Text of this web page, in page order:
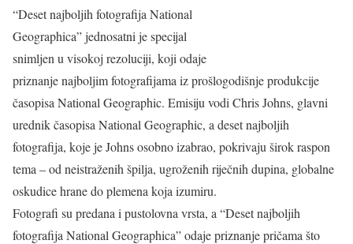
“Deset najboljih fotografija National
Geographica” jednosatni je specijal
snimljen u visokoj rezoluciji, koji odaje
priznanje najboljim fotografijama iz prošlogodišnje produkcije
časopisa National Geographic. Emisiju vodi Chris Johns, glavni
urednik časopisa National Geographic, a deset najboljih
fotografija, koje je Johns osobno izabrao, pokrivaju širok raspon
tema – od neistraženih špilja, ugroženih riječnih dupina, globalne
oskudice hrane do plemena koja izumiru.
Fotografi su predana i pustolovna vrsta, a “Deset najboljih
fotografija National Geographica” odaje priznanje pričama što